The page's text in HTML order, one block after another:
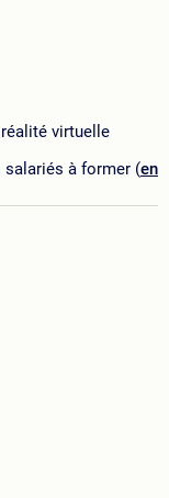
virtuelle
salariés à former (en